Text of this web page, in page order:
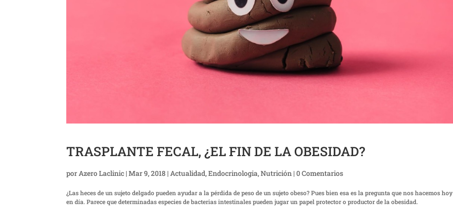
TRASPLANTE FECAL, ¿EL FIN DE LA OBESIDAD?
por Azero Laclinic |Mar 9, 2018 | Actualidad,Endocrinologia,Nutrición |0 Comentarios
¿Las heces de un sujeto delgado pueden ayudar a la pérdida de peso de un sujeto obeso? Pues bien esa es la pregunta que nos hacemos hoy
en día. Parece que determinadas especies de bacterias intestinales pueden jugar un papel protector o productor de la obesidad.